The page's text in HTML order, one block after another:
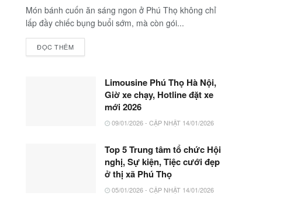
Món bánh cuốn ăn sáng ngon ở Phú Thọ không chỉ
lấp đầy chiếc bụng buổi sớm, mà còn gói...
ĐỌC THÊM
Limousine Phú Thọ Hà Nội,
Giờ xe chạy, Hotline đặt xe
mới 2026
09/01/2026 - CẬP NHẬT 14/01/2026
Top 5 Trung tâm tổ chức Hội
nghị, Sự kiện, Tiệc cưới đẹp
ở thị xã Phú Thọ
05/01/2026 - CẬP NHẬT 14/01/2026